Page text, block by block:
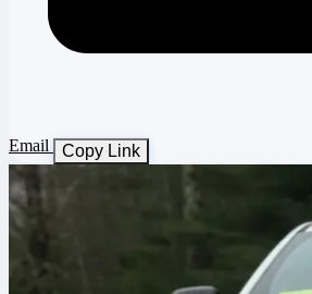
Email Copy Link